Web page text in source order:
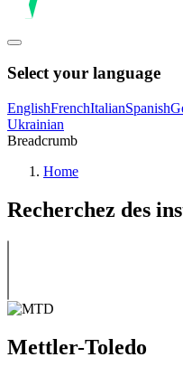
Select your language
EnglishFrenchItalianSpanish
Ukrainian
Breadcrumb
Home
Recherchez des
Mettler-Toledo